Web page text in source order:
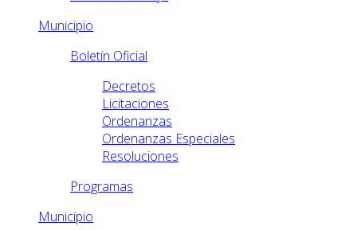
Municipio
Boletín Oficial
Decretos
Licitaciones
Ordenanzas
Ordenanzas Especiales
Resoluciones
Programas
Municipio